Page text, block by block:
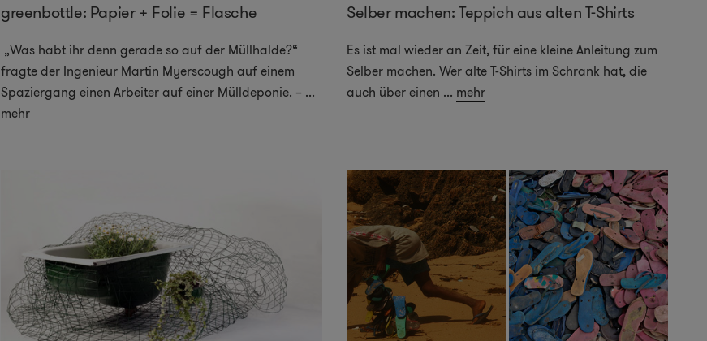
greenbottle: Papier + Folie = Flasche
„Was habt ihr denn gerade so auf der Müllhalde?“
fragte der Ingenieur Martin Myerscough auf einem
Spaziergang einen Arbeiter auf einer Mülldeponie. – ...
mehr
Selber machen: Teppich aus alten T-Shirts
Es ist mal wieder an Zeit, für eine kleine Anleitung zum
Selber machen. Wer alte T-Shirts im Schrank hat, die
auch über einen ... mehr